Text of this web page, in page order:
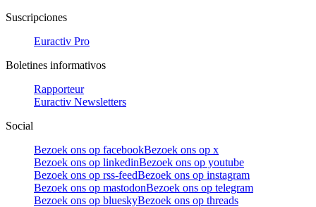
Suscripciones
Euractiv Pro
Boletines informativos
Rapporteur
Euractiv Newsletters
Social
Bezoek ons op facebookBezoek ons op x
Bezoek ons op linkedinBezoek ons op youtube
Bezoek ons op rss-feedBezoek ons op instagram
Bezoek ons op mastodonBezoek ons op telegram
Bezoek ons op blueskyBezoek ons op threads